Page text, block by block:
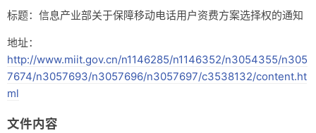
标题：信息产业部关于保障移动电话用户资费方案选择权的通知
地址：
http://www.miit.gov.cn/n1146285/n1146352/n3054355/n305
7674/n3057693/n3057696/n3057697/c3538132/content.ht
ml
文件内容